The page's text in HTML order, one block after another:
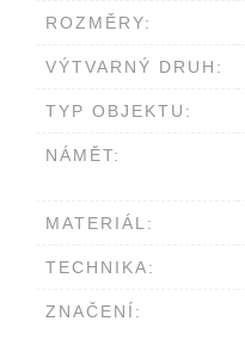
ROZMĚRY:
VÝTVARNÝ DRUH:
TYP OBJEKTU:
NÁMĚT:
MATERIÁL:
TECHNIKA:
ZNAČENÍ: